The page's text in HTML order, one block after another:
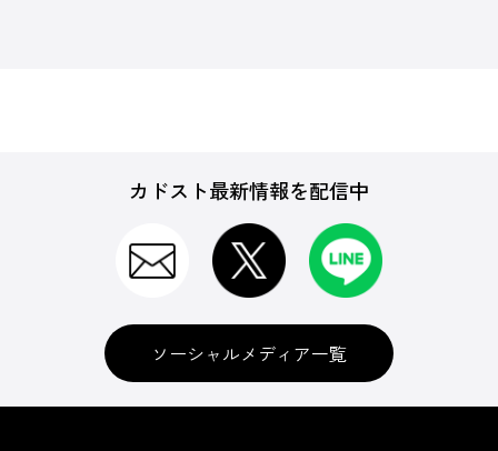
カドスト最新情報を配信中
ソーシャルメディア一覧